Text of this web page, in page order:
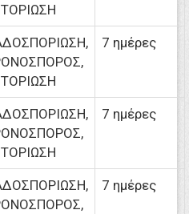
7 ημέρες
7 ημέρες
7 ημέρες